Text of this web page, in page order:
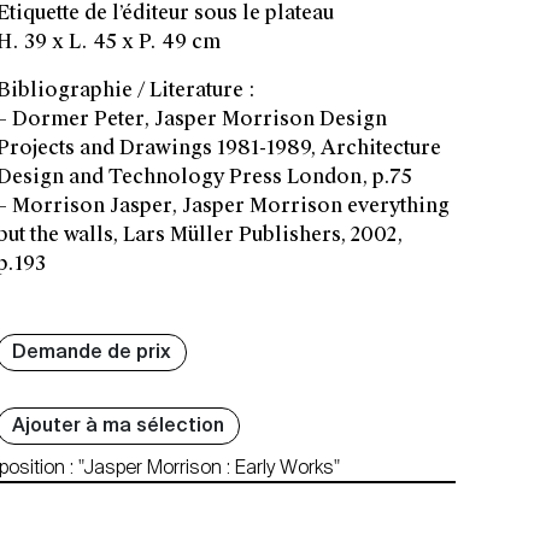
de l’éditeur sous le plateau
39 x L. 45 x P. 49 cm
/ Literature :
Dormer Peter, Jasper Morrison Design
and Drawings 1981-1989, Architecture
and Technology Press London, p.75
Morrison Jasper, Jasper Morrison everything
the walls, Lars Müller Publishers, 2002,
Demande de prix
Ajouter à ma sélection
: "Jasper Morrison : Early Works"